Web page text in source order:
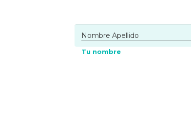
Tu nombre